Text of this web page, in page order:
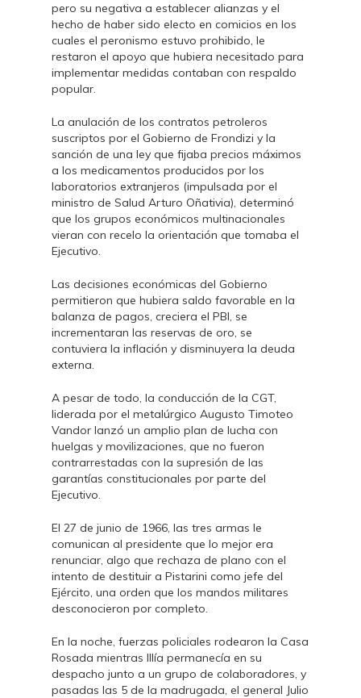
pero su negativa a establecer alianzas y el
hecho de haber sido electo en comicios en los
cuales el peronismo estuvo prohibido, le
restaron el apoyo que hubiera necesitado para
implementar medidas contaban con respaldo
popular.
La anulación de los contratos petroleros
suscriptos por el Gobierno de Frondizi y la
sanción de una ley que fijaba precios máximos
a los medicamentos producidos por los
laboratorios extranjeros (impulsada por el
ministro de Salud Arturo Oñativia), determinó
que los grupos económicos multinacionales
vieran con recelo la orientación que tomaba el
Ejecutivo.
Las decisiones económicas del Gobierno
permitieron que hubiera saldo favorable en la
balanza de pagos, creciera el PBI, se
incrementaran las reservas de oro, se
contuviera la inflación y disminuyera la deuda
externa.
A pesar de todo, la conducción de la CGT,
liderada por el metalúrgico Augusto Timoteo
Vandor lanzó un amplio plan de lucha con
huelgas y movilizaciones, que no fueron
contrarrestadas con la supresión de las
garantías constitucionales por parte del
Ejecutivo.
El 27 de junio de 1966, las tres armas le
comunican al presidente que lo mejor era
renunciar, algo que rechaza de plano con el
intento de destituir a Pistarini como jefe del
Ejército, una orden que los mandos militares
desconocieron por completo.
En la noche, fuerzas policiales rodearon la Casa
Rosada mientras Illía permanecía en su
despacho junto a un grupo de colaboradores, y
pasadas las 5 de la madrugada, el general Julio